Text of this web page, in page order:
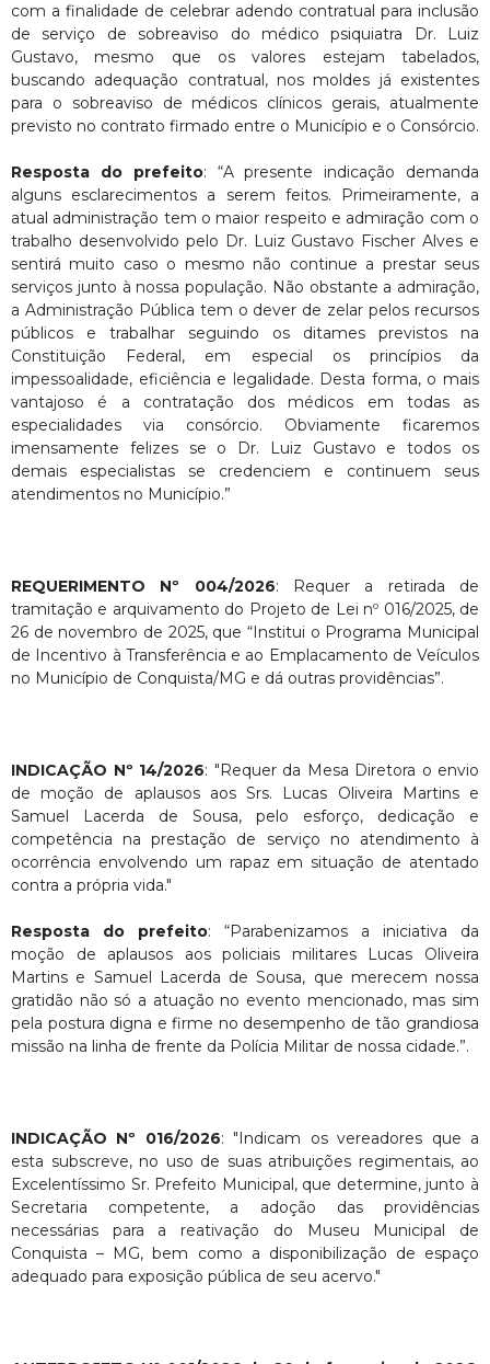
com a finalidade de celebrar adendo contratual para inclusão
de serviço de sobreaviso do médico psiquiatra Dr. Luiz
Gustavo, mesmo que os valores estejam tabelados,
buscando adequação contratual, nos moldes já existentes
para o sobreaviso de médicos clínicos gerais, atualmente
previsto no contrato firmado entre o Município e o Consórcio.
Resposta do prefeito: “A presente indicação demanda
alguns esclarecimentos a serem feitos. Primeiramente, a
atual administração tem o maior respeito e admiração com o
trabalho desenvolvido pelo Dr. Luiz Gustavo Fischer Alves e
sentirá muito caso o mesmo não continue a prestar seus
serviços junto à nossa população. Não obstante a admiração,
a Administração Pública tem o dever de zelar pelos recursos
públicos e trabalhar seguindo os ditames previstos na
Constituição Federal, em especial os princípios da
impessoalidade, eficiência e legalidade. Desta forma, o mais
vantajoso é a contratação dos médicos em todas as
especialidades via consórcio. Obviamente ficaremos
imensamente felizes se o Dr. Luiz Gustavo e todos os
demais especialistas se credenciem e continuem seus
atendimentos no Município.”
REQUERIMENTO Nº 004/2026: Requer a retirada de
tramitação e arquivamento do Projeto de Lei nº 016/2025, de
26 de novembro de 2025, que “Institui o Programa Municipal
de Incentivo à Transferência e ao Emplacamento de Veículos
no Município de Conquista/MG e dá outras providências”.
INDICAÇÃO Nº 14/2026: "Requer da Mesa Diretora o envio
de moção de aplausos aos Srs. Lucas Oliveira Martins e
Samuel Lacerda de Sousa, pelo esforço, dedicação e
competência na prestação de serviço no atendimento à
ocorrência envolvendo um rapaz em situação de atentado
contra a própria vida."
Resposta do prefeito: “Parabenizamos a iniciativa da
moção de aplausos aos policiais militares Lucas Oliveira
Martins e Samuel Lacerda de Sousa, que merecem nossa
gratidão não só a atuação no evento mencionado, mas sim
pela postura digna e firme no desempenho de tão grandiosa
missão na linha de frente da Polícia Militar de nossa cidade.”.
INDICAÇÃO Nº 016/2026: "Indicam os vereadores que a
esta subscreve, no uso de suas atribuições regimentais, ao
Excelentíssimo Sr. Prefeito Municipal, que determine, junto à
Secretaria competente, a adoção das providências
necessárias para a reativação do Museu Municipal de
Conquista – MG, bem como a disponibilização de espaço
adequado para exposição pública de seu acervo."